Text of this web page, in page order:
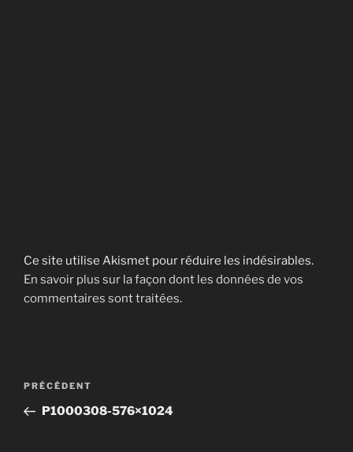
Ce site utilise Akismet pour réduire les indésirables.
En savoir plus sur la façon dont les données de vos
commentaires sont traitées.
Navigation
l’article
Article
précédent
PRÉCÉDENT
P1000308-576×1024